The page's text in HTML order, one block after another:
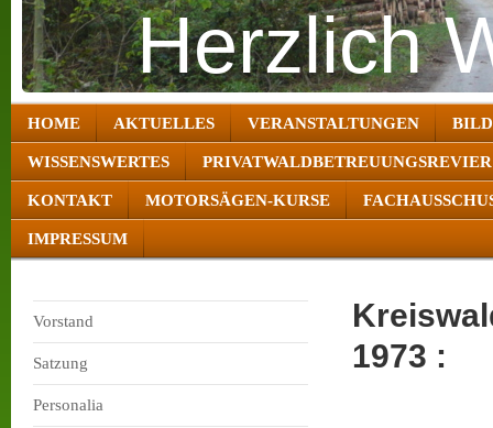
Herzlich
HOME AKTUELLES VERANSTALTUNGEN
WISSENSWERTES
KONTAKT MOTORSÄGEN-KURSE
IMPRESSUM
Vorstand
Satzung
Personalia
1973 :